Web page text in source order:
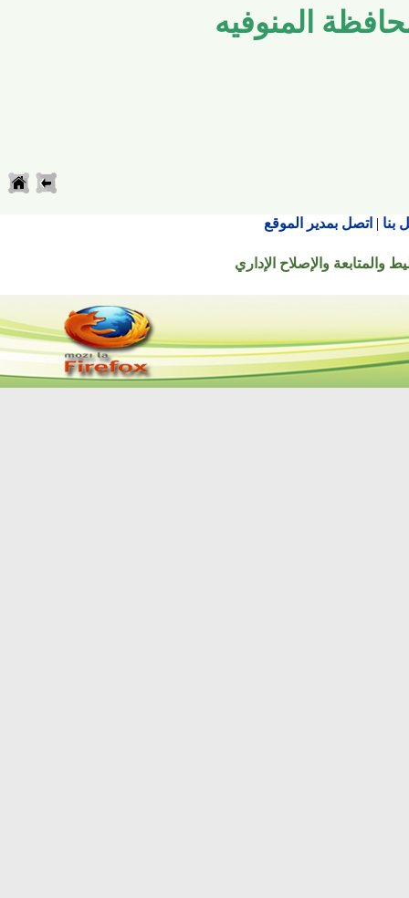
المنوفيه
| اتصل بمدير الموقع
والإصلاح الإداري